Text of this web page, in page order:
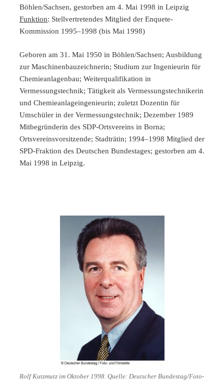
Böhlen/Sachsen, gestorben am 4. Mai 1998 in Leipzig
Funktion: Stellvertretendes Mitglied der Enquete-
Kommission 1995–1998 (bis Mai 1998)
Geboren am 31. Mai 1950 in Böhlen/Sachsen; Ausbildung
zur Maschinenbauzeichnerin; Studium zur Ingenieurin für
Chemieanlagenbau; Weiterqualifikation in
Vermessungstechnik; Tätigkeit als Vermessungstechnikerin
und Chemieanlageingenieurin; zuletzt Dozentin für
Umschüler in der Vermessungstechnik; Dezember 1989
Mitbegründerin des SDP-Ortsvereins in Borna;
Ortsvereinsvorsitzende; Stadträtin; 1994–1998 Mitglied der
SPD-Fraktion des Deutschen Bundestages; gestorben am 4.
Mai 1998 in Leipzig.
Rolf Kutzmutz im Oktober 1998. Quelle: Deutscher Bundestag/Foto-